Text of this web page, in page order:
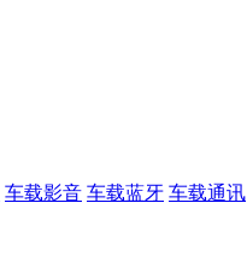
车载影音 车载蓝牙 车载通讯